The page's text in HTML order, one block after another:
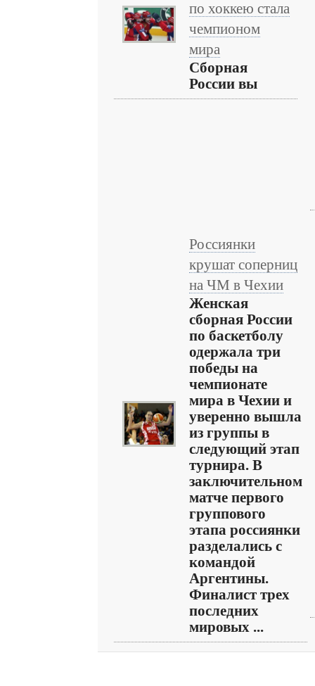
по хоккею стала
чемпионом
мира
Сборная
России вы
Россиянки
крушат соперниц
на ЧМ в Чехии
Женская
сборная России
по баскетболу
одержала три
победы на
чемпионате
мира в Чехии и
уверенно вышла
из группы в
следующий этап
турнира. В
заключительном
матче первого
группового
этапа россиянки
разделались с
командой
Аргентины.
Финалист трех
последних
мировых ...